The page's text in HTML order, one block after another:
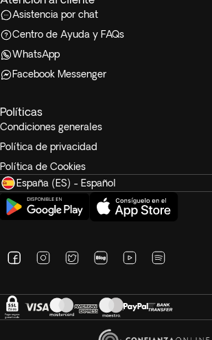
Asistencia por chat
Centro de Ayuda y FAQs
WhatsApp
Facebook Messenger
Políticas
Condiciones generales
Política de privacidad
Política de Cookies
España (ES) - Español